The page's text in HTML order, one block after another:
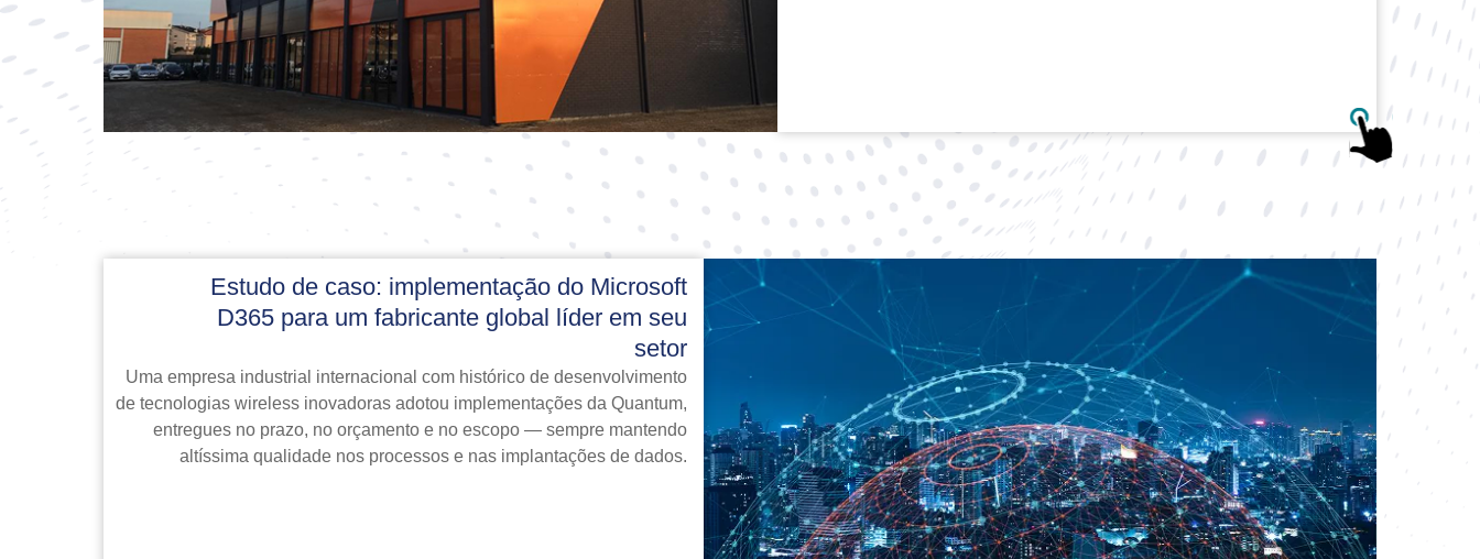
Estudo de caso: implementação do Microsoft
D365 para um fabricante global líder em seu
setor
Uma empresa industrial internacional com histórico de desenvolvimento
de tecnologias wireless inovadoras adotou implementações da Quantum,
entregues no prazo, no orçamento e no escopo — sempre mantendo
altíssima qualidade nos processos e nas implantações de dados.